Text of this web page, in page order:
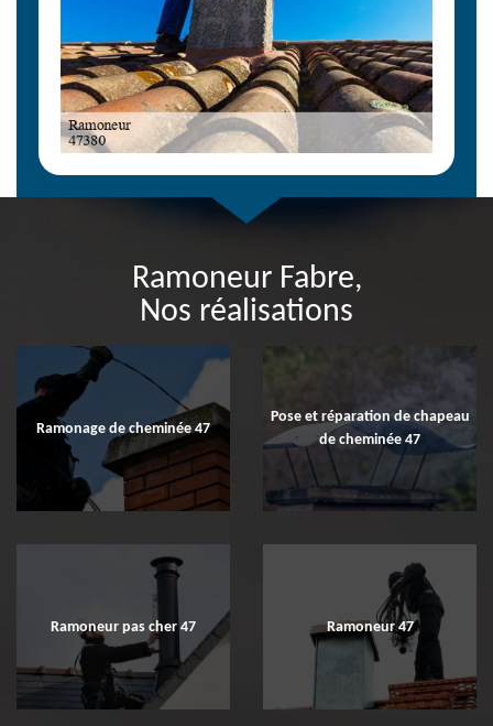
Ramoneur Fabre,
Nos réalisations
Ramonage de cheminée 47
Pose et réparation de chapeau
de cheminée 47
Ramoneur pas cher 47 Ramoneur 47